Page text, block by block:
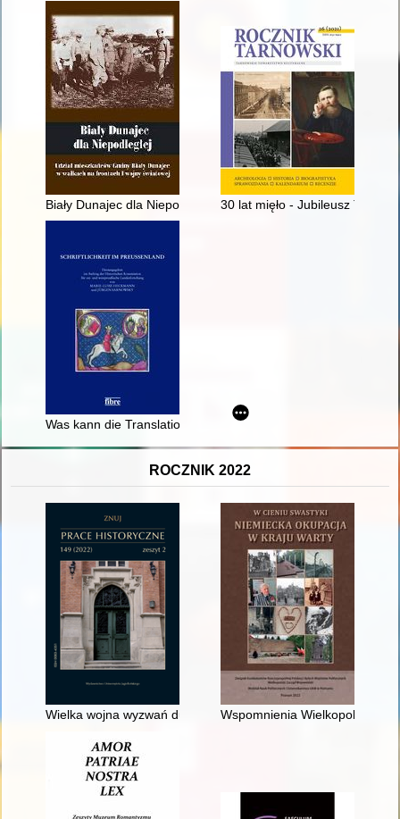
Biały Dunajec dla Niepodległej : udział mieszkańców Gminy
30 lat mięło - Jubileusz TTK i
Was kann die Translationswissenschaft über Konrad
ROCZNIK 2022
Wielka wojna wyzwań duchowych - recenzja]Wspomnienia Wielkopolan z